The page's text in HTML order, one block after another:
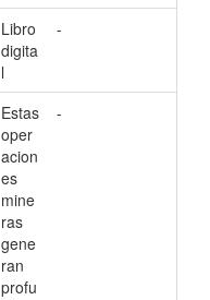
Libro
digita
l
-
Estas
oper
acion
es
mine
ras
gene
ran
profu
-